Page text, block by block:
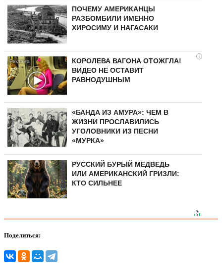
ПОЧЕМУ АМЕРИКАНЦЫ
РАЗБОМБИЛИ ИМЕННО
ХИРОСИМУ И НАГАСАКИ
i
КОРОЛЕВА ВАГОНА ОТОЖГЛА!
ВИДЕО НЕ ОСТАВИТ
РАВНОДУШНЫМ
«БАНДА ИЗ АМУРА»: ЧЕМ В
ЖИЗНИ ПРОСЛАВИЛИСЬ
УГОЛОВНИКИ ИЗ ПЕСНИ
«МУРКА»
РУССКИЙ БУРЫЙ МЕДВЕДЬ
ИЛИ АМЕРИКАНСКИЙ ГРИЗЛИ:
КТО СИЛЬНЕЕ
Поделиться: